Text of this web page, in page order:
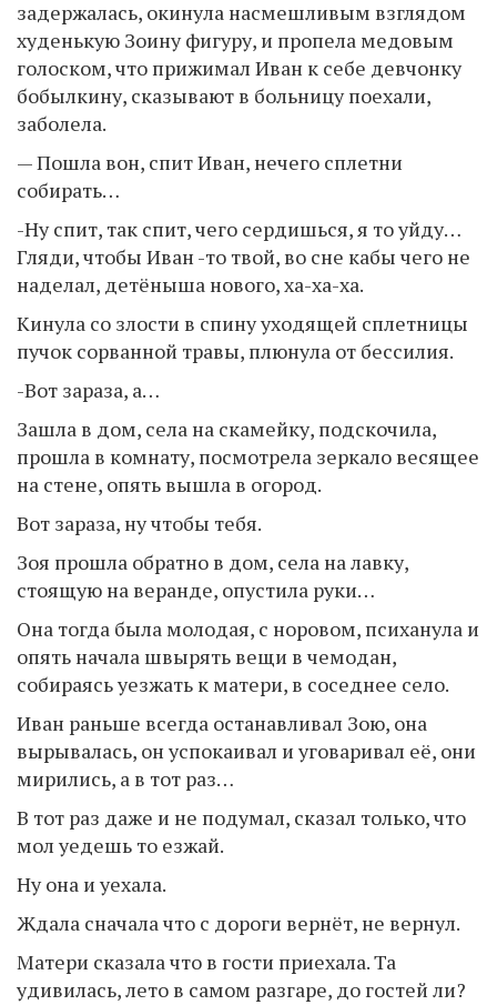
задержалась, окинула насмешливым взглядом
худенькую Зоину фигуру, и пропела медовым
голоском, что прижимал Иван к себе девчонку
бобылкину, сказывают в больницу поехали,
заболела.
— Пошла вон, спит Иван, нечего сплетни
собирать…
-Ну спит, так спит, чего сердишься, я то уйду…
Гляди, чтобы Иван -то твой, во сне кабы чего не
наделал, детёныша нового, ха-ха-ха.
Кинула со злости в спину уходящей сплетницы
пучок сорванной травы, плюнула от бессилия.
-Вот зараза, а…
Зашла в дом, села на скамейку, подскочила,
прошла в комнату, посмотрела зеркало весящее
на стене, опять вышла в огород.
Вот зараза, ну чтобы тебя.
Зоя прошла обратно в дом, села на лавку,
стоящую на веранде, опустила руки…
Она тогда была молодая, с норовом, психанула и
опять начала швырять вещи в чемодан,
собираясь уезжать к матери, в соседнее село.
Иван раньше всегда останавливал Зою, она
вырывалась, он успокаивал и уговаривал её, они
мирились, а в тот раз…
В тот раз даже и не подумал, сказал только, что
мол уедешь то езжай.
Ну она и уехала.
Ждала сначала что с дороги вернёт, не вернул.
Матери сказала что в гости приехала. Та
удивилась, лето в самом разгаре, до гостей ли?